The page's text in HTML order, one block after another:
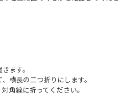
ます。
横長の二つ折りにします。
角線に折ってください。